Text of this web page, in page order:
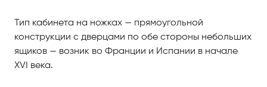
Тип кабинета на ножках — прямоугольной
конструкции с дверцами по обе стороны небольших
ящиков — возник во Франции и Испании в начале
XVI века.